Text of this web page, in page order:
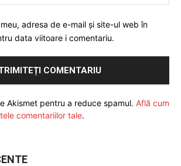
adresa de e-mail și site-ul web în
data viitoare i comentariu.
Akismet pentru a reduce spamul. Află cum
comentariilor tale.